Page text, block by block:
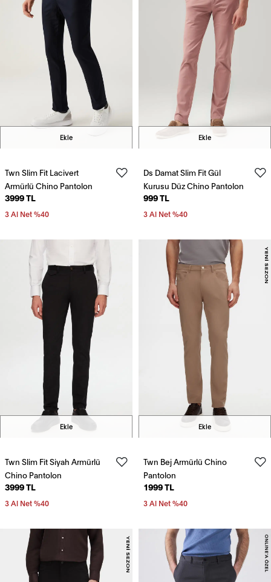
Ekle
Twn Slim Fit Lacivert
Armürlü Chino Pantolon
3999 TL
3 Al Net %40
Ekle
Ds Damat Slim Fit Gül
Kurusu Düz Chino Pantolon
999 TL
3 Al Net %40
Ekle
Twn Slim Fit Siyah Armürlü
Chino Pantolon
3999 TL
3 Al Net %40
Ekle
Twn Bej Armürlü Chino
Pantolon
1999 TL
3 Al Net %40